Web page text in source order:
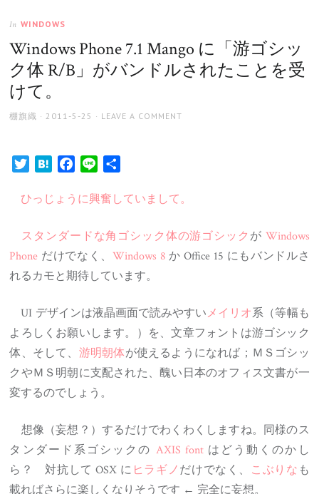
In WINDOWS
Windows Phone 7.1 Mango に「游ゴシッ
ク体 R/B」がバンドルされたことを受
けて。
AUTHOR
棚旗織
POSTED
2011-5-25 LEAVE A COMMENT
TwitterHatenaFacebook
Line
ひっじょうに興奮していまして。
スタンダードな角ゴシック体の游ゴシックが Windows
Phone だけでなく、 Windows 8 か Office 15 にもバンドルさ
れるカモと期待しています。
UI デザインは液晶画面で読みやすいメイリオ系（等幅も
よろしくお願いします。）を、文章フォントは游ゴシック
体、そして、 游明朝体が使えるようになれば；ＭＳゴシッ
クやＭＳ明朝に支配された、醜い日本のオフィス文書が一
変するのでしょう。
想像（妄想？）するだけでわくわくしますね。同様のス
タンダード系ゴシックの AXIS fontはどう動くのかし
ら？ 対抗して OSX に ヒラギノだけでなく、 こぶりな も
載ればさらに楽しくなりそうです ← 完全に妄想。